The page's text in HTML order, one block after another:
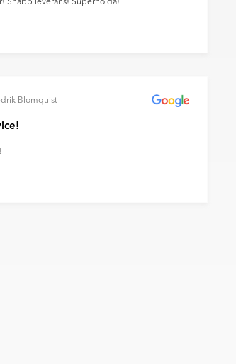
Snabb leverans! Supernöjda!
Blomquist